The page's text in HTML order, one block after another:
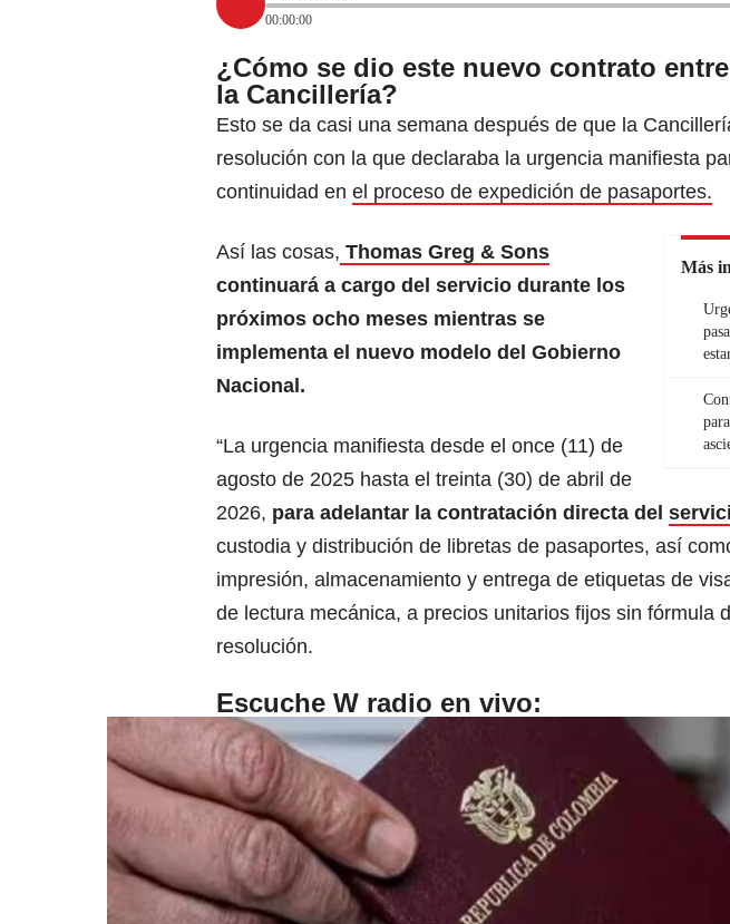
00:00:00
¿Cómo se dio este nuevo contrato
la Cancillería?
Esto se da casi una semana después de que la
resolución con la que declaraba la urgencia manifiesta
continuidad en el proceso de expedición de pasaportes.
Más
Así las cosas, Thomas Greg & Sons
continuará a cargo del servicio durante los
próximos ocho meses mientras se
implementa el nuevo modelo del Gobierno
Nacional.
“La urgencia manifiesta desde el once (11) de
agosto de 2025 hasta el treinta (30) de abril de
2026, para adelantar la contratación directa del
custodia y distribución de libretas de pasaportes, así
impresión, almacenamiento y entrega de etiquetas de
de lectura mecánica, a precios unitarios fijos sin fórmula
resolución.
Escuche W radio en vivo: